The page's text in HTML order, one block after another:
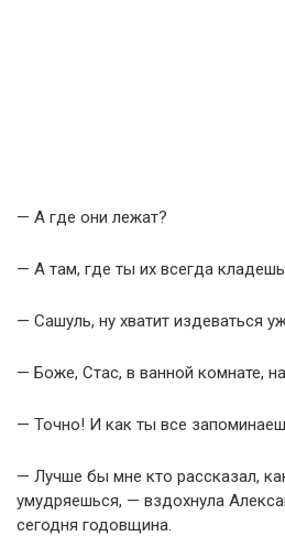
— А где они лежат?
— А там, где ты их всегда
— Сашуль, ну хватит издеваться
— Боже, Стас, в ванной комнате,
— Точно! И как ты все
— Лучше бы мне кто рассказал,
умудряешься, — вздохнула
сегодня годовщина.